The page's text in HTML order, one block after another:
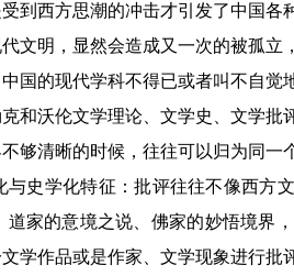
到西方思潮的冲击才引发了中国
文明，显然会造成又一次的被孤
国的现代学科不得已或者叫不自
和沃伦文学理论、文学史、文学
够清晰的时候，往往可以归为同
史学化特征：批评往往不像西方
家的意境之说、佛家的妙悟境界
学作品或是作家、文学现象进行